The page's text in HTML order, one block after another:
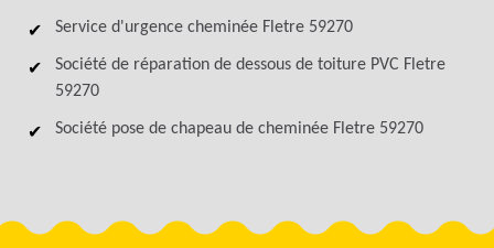
Service d'urgence cheminée Fletre 59270
Société de réparation de dessous de toiture PVC Fletre
59270
Société pose de chapeau de cheminée Fletre 59270